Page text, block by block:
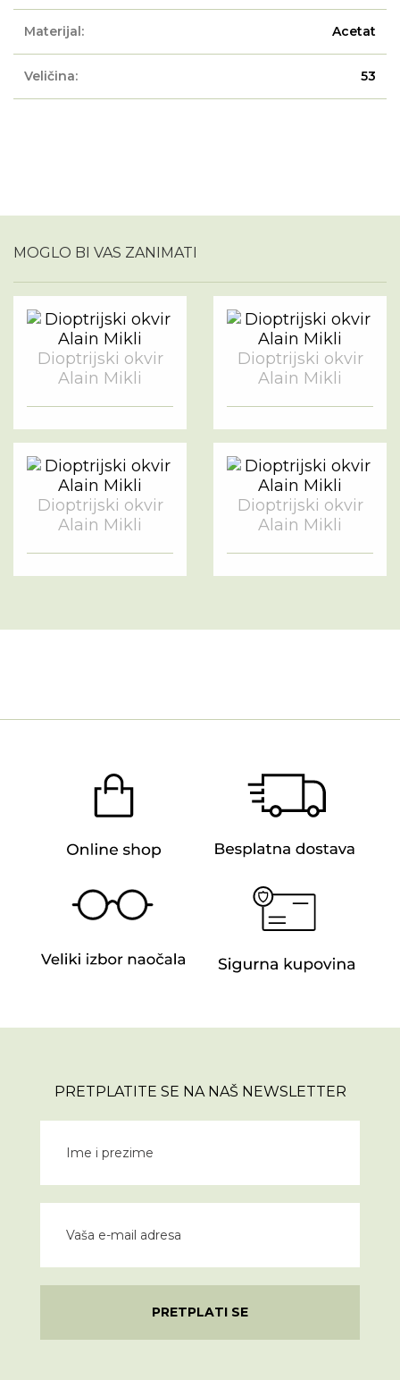
Materijal: Acetat
Veličina: 53
MOGLO BI VAS ZANIMATI
Dioptrijski okvir
Alain Mikli
Dioptrijski okvir
Alain Mikli
Dioptrijski okvir
Alain Mikli
Dioptrijski okvir
Alain Mikli
PRETPLATITE SE NA NAŠ NEWSLETTER
PRETPLATI SE